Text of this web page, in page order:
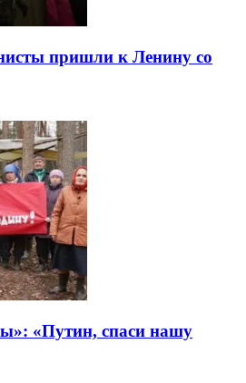
пришли к Ленину со
«Путин, спаси нашу